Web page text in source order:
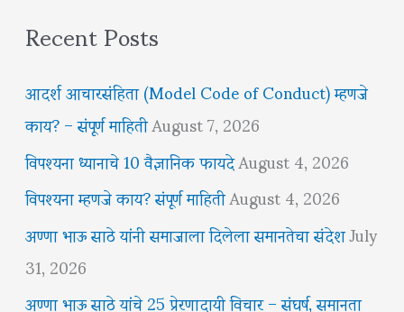
Recent Posts
आदर्श आचारसंहिता (Model Code of Conduct) म्हणजे
काय? – संपूर्ण माहितीAugust 7, 2026
विपश्यना ध्यानाचे 10 वैज्ञानिक फायदेAugust 4, 2026
विपश्यना म्हणजे काय? संपूर्ण माहितीAugust 4, 2026
अण्णा भाऊ साठे यांनी समाजाला दिलेला समानतेचा संदेशJuly
31, 2026